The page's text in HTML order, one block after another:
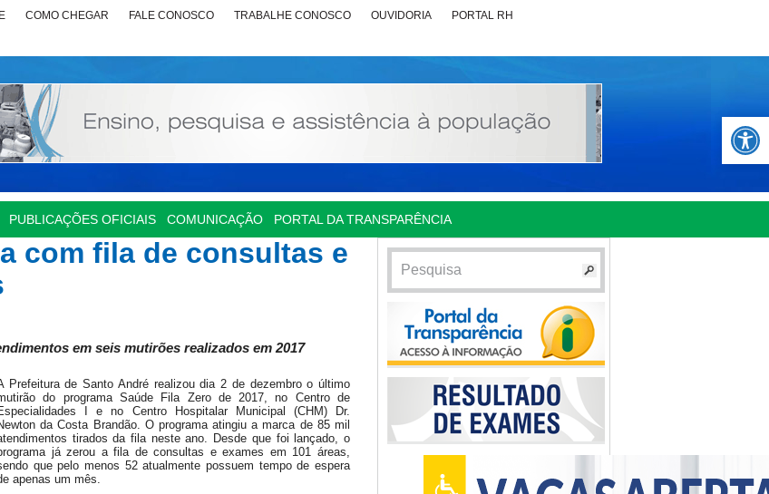
Abrir
COMO CHEGAR FALE CONOSCO TRABALHE CONOSCO OUVIDORIA PORTAL RH
PUBLICAÇÕES OFICIAIS COMUNICAÇÃO PORTAL DA TRANSPARÊNCIA
com fila de consultas e
em seis mutirões realizados em 2017
Prefeitura de Santo André realizou dia 2 de dezembro o último
do programa Saúde Fila Zero de 2017, no Centro de
I e no Centro Hospitalar Municipal (CHM) Dr.
da Costa Brandão. O programa atingiu a marca de 85 mil
tirados da fila neste ano. Desde que foi lançado, o
já zerou a fila de consultas e exames em 101 áreas,
que pelo menos 52 atualmente possuem tempo de espera
apenas um mês.